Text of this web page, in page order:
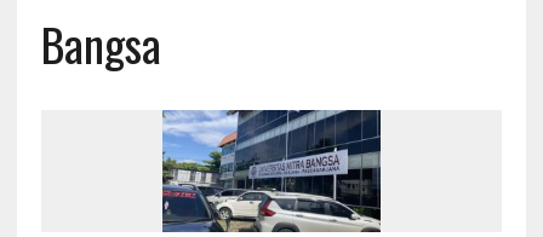
Bangsa